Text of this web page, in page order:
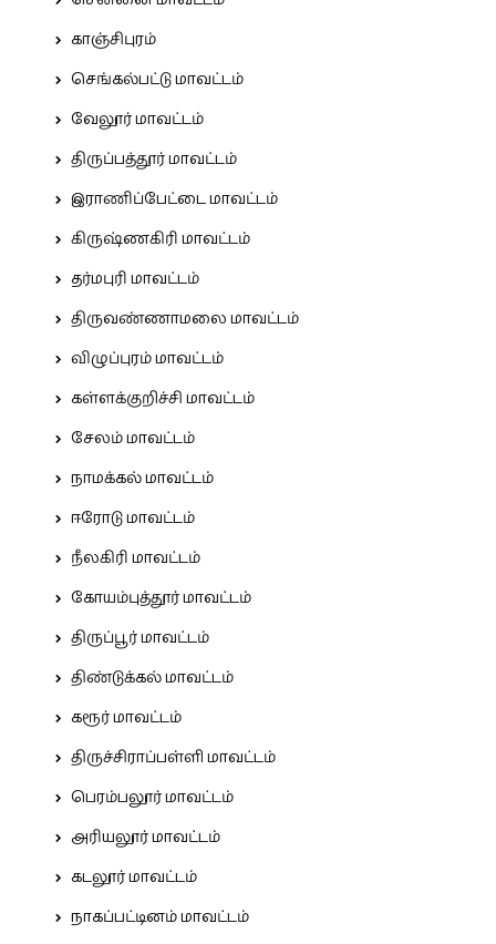
காஞ்சிபுரம்
செங்கல்பட்டு மாவட்டம்
வேலூர் மாவட்டம்
திருப்பத்தூர் மாவட்டம்
இராணிப்பேட்டை மாவட்டம்
கிருஷ்ணகிரி மாவட்டம்
தர்மபுரி மாவட்டம்
திருவண்ணாமலை மாவட்டம்
விழுப்புரம் மாவட்டம்
கள்ளக்குறிச்சி மாவட்டம்
சேலம் மாவட்டம்
நாமக்கல் மாவட்டம்
ஈரோடு மாவட்டம்
நீலகிரி மாவட்டம்
கோயம்புத்தூர் மாவட்டம்
திருப்பூர் மாவட்டம்
திண்டுக்கல் மாவட்டம்
கரூர் மாவட்டம்
திருச்சிராப்பள்ளி மாவட்டம்
பெரம்பலூர் மாவட்டம்
அரியலூர் மாவட்டம்
கடலூர் மாவட்டம்
நாகப்பட்டினம் மாவட்டம்